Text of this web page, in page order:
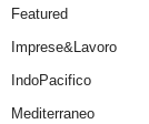
Featured
Imprese&Lavoro
IndoPacifico
Mediterraneo